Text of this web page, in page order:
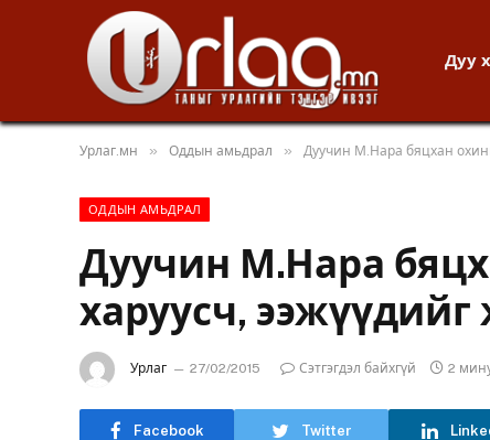
Дуу
Урлаг.мн » Оддын амьдрал » Дуучин М.Нара бяцхан
ОДДЫН АМЬДРАЛ
Дуучин М.Нара
харуусч,
Урлаг 27/02/2015 Сэтгэгдэл байхгүй 2
Facebook Twitter